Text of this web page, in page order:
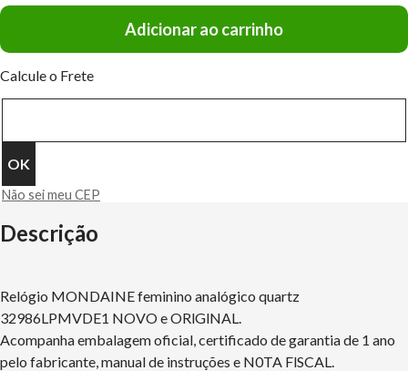
Adicionar ao carrinho
Calcule o Frete
Não sei meu CEP
Descrição
Relógio MONDAINE feminino analógico quartz
32986LPMVDE1 NOVO e ORlGlNAL.
Acompanha embalagem oficial, certificado de garantia de 1 ano
pelo fabricante, manual de instruções e N0TA FlSCAL.